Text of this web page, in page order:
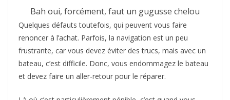
Bah oui, forcément, faut un gugusse chelou
Quelques défauts toutefois, qui peuvent vous faire
renoncer à l’achat. Parfois, la navigation est un peu
frustrante, car vous devez éviter des trucs, mais avec un
bateau, c’est difficile. Donc, vous endommagez le bateau
et devez faire un aller-retour pour le réparer.